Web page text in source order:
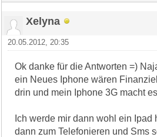
Xelyna
20.05.2012, 20:35
Ok danke für die Antworten =)
ein Neues Iphone wären
drin und mein Iphone 3G macht
Ich werde mir dann wohl ein Ipad
dann zum Telefonieren und Sms